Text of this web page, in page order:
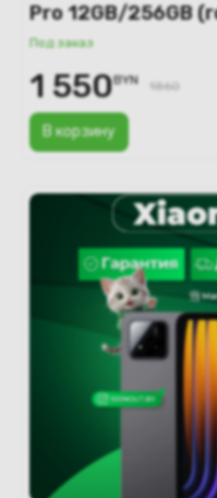
Pro 12GB/256GB
Под заказ
В корзину
1 550BYN 1860